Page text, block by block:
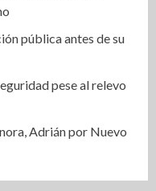
pública antes de su
pese al relevo
Adrián por Nuevo